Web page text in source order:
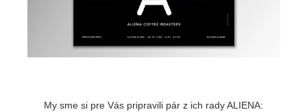
My sme si pre Vás pripravili pár z ich rady ALIENA: